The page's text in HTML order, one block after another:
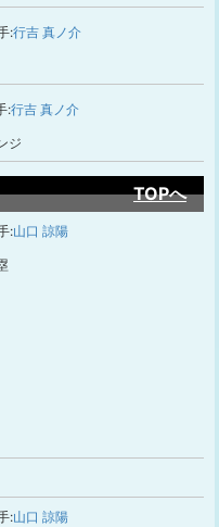
:行吉 真ノ介
:行吉 真ノ介
ジ
TOPへ
:山口 諒陽
:山口 諒陽